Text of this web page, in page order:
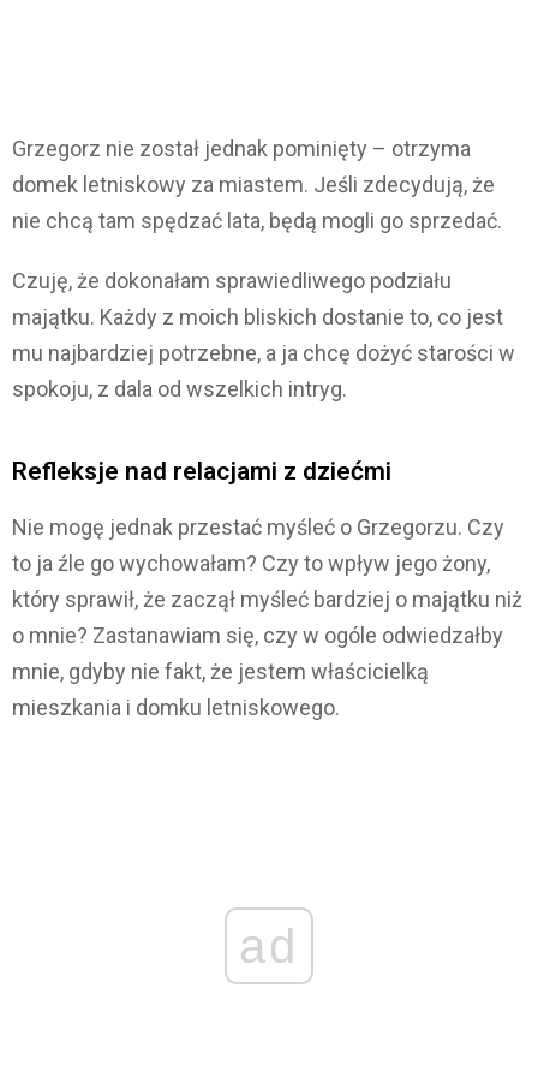
Grzegorz nie został jednak pominięty – otrzyma
domek letniskowy za miastem. Jeśli zdecydują, że
nie chcą tam spędzać lata, będą mogli go sprzedać.
Czuję, że dokonałam sprawiedliwego podziału
majątku. Każdy z moich bliskich dostanie to, co jest
mu najbardziej potrzebne, a ja chcę dożyć starości w
spokoju, z dala od wszelkich intryg.
Refleksje nad relacjami z dziećmi
Nie mogę jednak przestać myśleć o Grzegorzu. Czy
to ja źle go wychowałam? Czy to wpływ jego żony,
który sprawił, że zaczął myśleć bardziej o majątku niż
o mnie? Zastanawiam się, czy w ogóle odwiedzałby
mnie, gdyby nie fakt, że jestem właścicielką
mieszkania i domku letniskowego.
ad